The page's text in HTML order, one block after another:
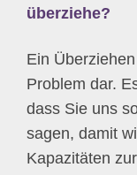
überziehe?
Ein
Problem dar.
dass Sie uns
sagen, damit
Kapazitäten